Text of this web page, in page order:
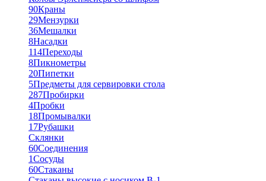
90Краны
29Мензурки
36Мешалки
8Насадки
114Переходы
8Пикнометры
20Пипетки
5Предметы для сервировки стола
287Пробирки
4Пробки
18Промывалки
17Рубашки
Склянки
60Соединения
1Сосуды
60Стаканы